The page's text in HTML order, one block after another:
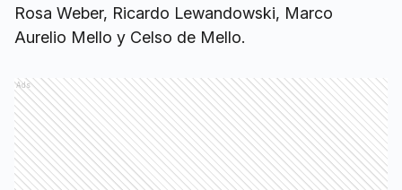
Rosa Weber, Ricardo Lewandowski, Marco
Aurelio Mello y Celso de Mello.
Ads